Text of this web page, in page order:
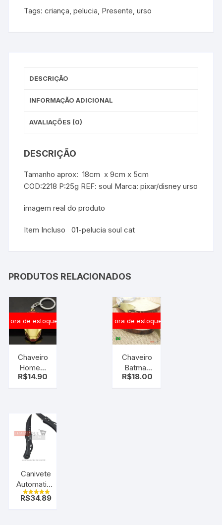
Tags:criança,pelucia, Presente,urso
DESCRIÇÃO
INFORMAÇÃO ADICIONAL
AVALIAÇÕES (0)
DESCRIÇÃO
Tamanho aprox: 18cm x 9cm x 5cm
COD:2218 P:25g REF: soul Marca: pixar/disney urso
imagem real do produto
Item Incluso 01-pelucia soul cat
PRODUTOS RELACIONADOS
Fora de estoque
Chaveiro
Homem
de ferro
R$14.90
Fora de estoque
Chaveiro
Batman
Vs
R$18.00
Canivete
Automatico
Tatico
Avaliação
R$34.89